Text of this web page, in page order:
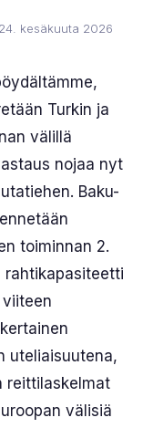
24. kesäkuuta 2026
Turkin ja
välillä
nojaa nyt
Baku-
toiminnan 2.
rahtikapasiteetti
uteliaisuutena,
reittilaskelmat
välisiä